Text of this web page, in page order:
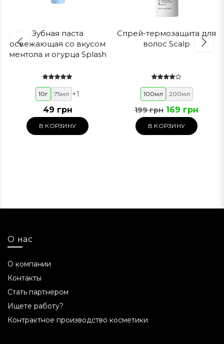
Зубная паста
освежающая со вкусом
ментола и огурца Splash
10г 75мл +1
49 грн
В КОРЗИНУ
Спрей-термозащита для
волос Scalp
100мл 200мл
199 грн 169 грн
В КОРЗИНУ
О нас
О компании
Контакты
Стать партнером
Ищете работу?
Контрактное производство косметики